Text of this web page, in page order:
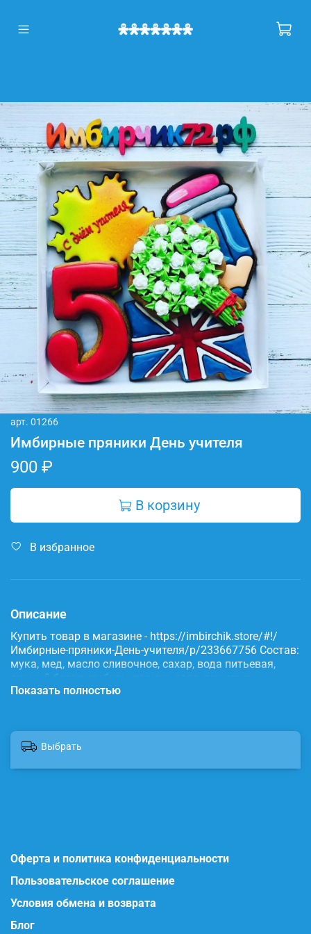
арт. 01266
Имбирные пряники День учителя
900 ₽
В корзину
В избранное
Описание
Купить товар в магазине - https://imbirchik.store/#!/
Имбирные-пряники-День-учителя/p/233667756 Состав:
мука, мед, масло сливочное, сахар, вода питьевая,
яичный белок, имбирь, корица, сода, пищевые
красители.
Показать полностью
Выбрать
Оферта и политика конфиденциальности
Пользовательское соглашение
Условия обмена и возврата
Блог